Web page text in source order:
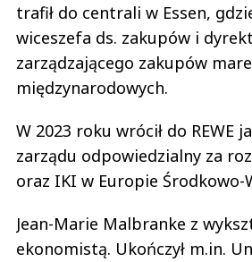
trafił do centrali w Essen,
wiceszefa ds. zakupów i
zarządzającego zakupów
międzynarodowych.
W 2023 roku wrócił do REWE
zarządu odpowiedzialny za
oraz IKI w Europie Środkowo-
Jean-Marie Malbranke z
ekonomistą. Ukończył m.in.